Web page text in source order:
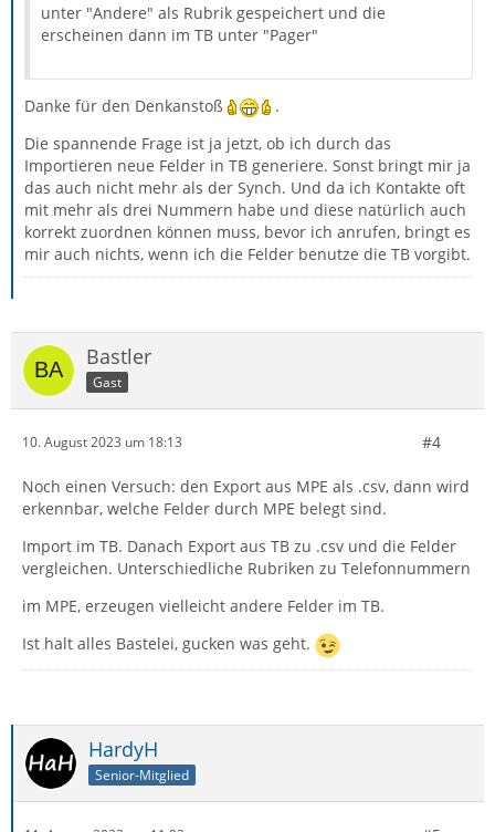
unter "Andere" als Rubrik gespeichert und die
erscheinen dann im TB unter "Pager"
Danke für den Denkanstoß
.
Die spannende Frage ist ja jetzt, ob ich durch das
Importieren neue Felder in TB generiere. Sonst bringt mir ja
das auch nicht mehr als der Synch. Und da ich Kontakte oft
mit mehr als drei Nummern habe und diese natürlich auch
korrekt zuordnen können muss, bevor ich anrufen, bringt es
mir auch nichts, wenn ich die Felder benutze die TB vorgibt.
Bastler
Gast
10. August 2023 um 18:13 #4
Noch einen Versuch: den Export aus MPE als .csv, dann wird
erkennbar, welche Felder durch MPE belegt sind.
Import im TB. Danach Export aus TB zu .csv und die Felder
vergleichen. Unterschiedliche Rubriken zu Telefonnummern
im MPE, erzeugen vielleicht andere Felder im TB.
Ist halt alles Bastelei, gucken was geht.
HardyH
Senior-Mitglied